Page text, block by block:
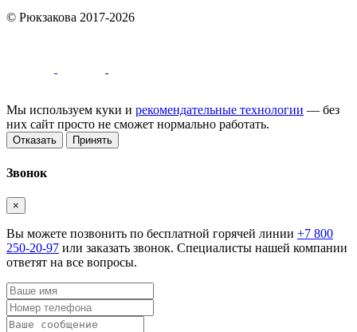
© Рюкзакова 2017-2026
Мы используем куки и рекомендательные технологии — без
них сайт просто не сможет нормально работать.
Отказать Принять
Звонок
×
Вы можете позвонить по бесплатной горячей линии +7 800
250-20-97 или заказать звонок. Специалисты нашей компании
ответят на все вопросы.